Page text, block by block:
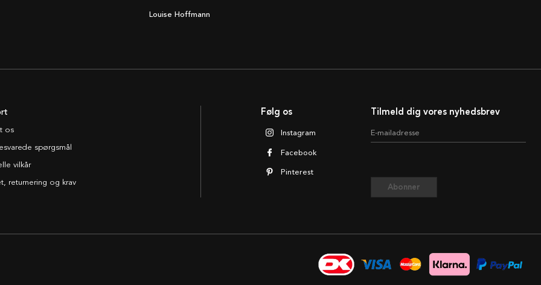
Louise Hoffmann
Tilmeld dig vores nyhedsbrev
E-mailadresse
Abonner
Følg os
Instagram
Facebook
Pinterest
os
spørgsmål
vilkår
returnering og krav